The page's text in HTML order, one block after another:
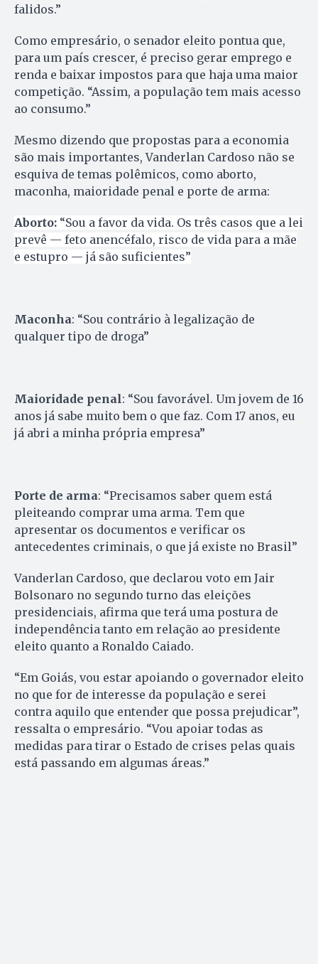
falidos.”
Como empresário, o senador eleito pontua que,
para um país crescer, é preciso gerar emprego e
renda e baixar impostos para que haja uma maior
competição. “Assim, a população tem mais acesso
ao consumo.”
Mesmo dizendo que propostas para a economia
são mais importantes, Vanderlan Cardoso não se
esquiva de temas polêmicos, como aborto,
maconha, maioridade penal e porte de arma:
Aborto: “Sou a favor da vida. Os três casos que a lei
prevê — feto anencéfalo, risco de vida para a mãe
e estupro — já são suficientes”
Maconha: “Sou contrário à legalização de
qualquer tipo de droga”
Maioridade penal: “Sou favorável. Um jovem de 16
anos já sabe muito bem o que faz. Com 17 anos, eu
já abri a minha própria empresa”
Porte de arma: “Precisamos saber quem está
pleiteando comprar uma arma. Tem que
apresentar os documentos e verificar os
antecedentes criminais, o que já existe no Brasil”
Vanderlan Cardoso, que declarou voto em Jair
Bolsonaro no segundo turno das eleições
presidenciais, afirma que terá uma postura de
independência tanto em relação ao presidente
eleito quanto a Ronaldo Caiado.
“Em Goiás, vou estar apoiando o governador eleito
no que for de interesse da população e serei
contra aquilo que entender que possa prejudicar”,
ressalta o empresário. “Vou apoiar todas as
medidas para tirar o Estado de crises pelas quais
está passando em algumas áreas.”